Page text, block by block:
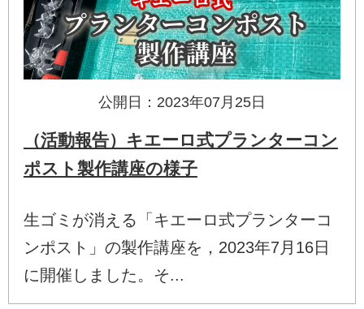
公開日：2023年07月25日
（活動報告）キエーロ式プランターコン
ポスト製作講座の様子
生ゴミが消える「キエーロ式プランターコ
ンポスト」の製作講座を，2023年7月16日
に開催しました。そ...